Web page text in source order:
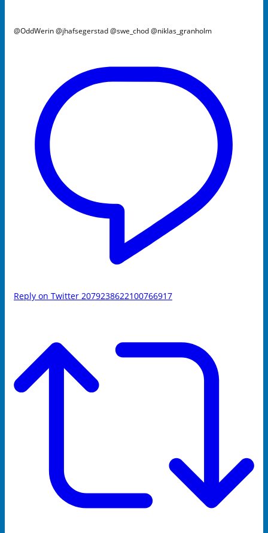
@OddWerin @jhafsegerstad @swe_chod @niklas_granholm
Reply on Twitter 2079238622100766917